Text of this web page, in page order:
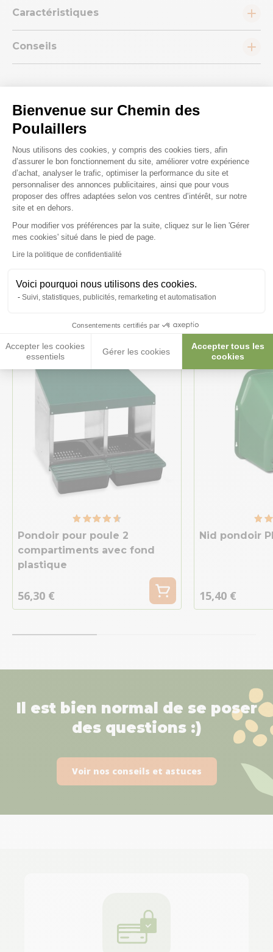
Bienvenue sur Chemin des
Poulaillers
Plateforme de Gestion du
Nous utilisons des cookies, y compris des cookies tiers, afin
d’assurer le bon fonctionnement du site, améliorer votre expérience
d’achat, analyser le trafic, optimiser la performance du site et
personnaliser des annonces publicitaires, ainsi que pour vous
proposer des offres adaptées selon vos centres d’intérêt, sur notre
site et en dehors.
Pour modifier vos préférences par la suite, cliquez sur le lien 'Gérer
mes cookies' situé dans le pied de page.
Lire la politique de confidentialité
Voici pourquoi nous utilisons des cookies.
Suivi, statistiques, publicités, remarketing et automatisation
Consentements certifiés par
Accepter les cookies
essentiels
Gérer les cookies
Accepter tous les
cookies
Axeptio consent
Caractéristiques
Conseils
Nous répondons à toutes vos
questions ;)
Posez-nous vos questions
Ces produits peuvent vous
intéresser
Pondoir pour poule 2
compartiments avec fond
plastique
56,30 €
Nid pondoir
15,40 €
Il est bien normal de se poser
des questions :)
Voir nos conseils et astuces